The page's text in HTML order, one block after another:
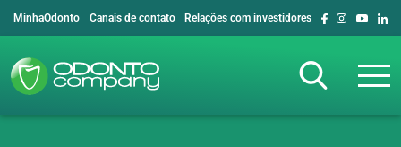
MinhaOdonto Canais de contato Relações com investidores